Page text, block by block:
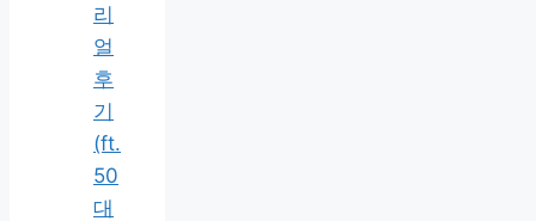
리
얼
후
기
(ft.
50
대